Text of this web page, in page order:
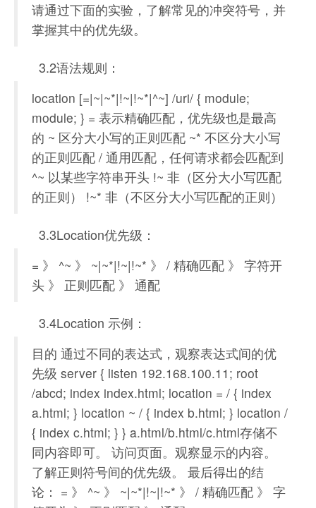
请通过下面的实验，了解常见的冲突符号，并
掌握其中的优先级。
3.2语法规则：
location [=|~|~*|!~|!~*|^~] /uri/ { module;
module; } = 表示精确匹配，优先级也是最高
的 ~ 区分大小写的正则匹配 ~* 不区分大小写
的正则匹配 / 通用匹配，任何请求都会匹配到
^~ 以某些字符串开头 !~ 非（区分大小写匹配
的正则） !~* 非（不区分大小写匹配的正则）
3.3Location优先级：
= 》 ^~ 》 ~|~*|!~|!~* 》 / 精确匹配 》 字符开
头 》 正则匹配 》 通配
3.4Location 示例：
目的 通过不同的表达式，观察表达式间的优
先级 server { listen 192.168.100.11; root
/abcd; index index.html; location = / { index
a.html; } location ~ / { index b.html; } location /
{ index c.html; } } a.html/b.html/c.html存储不
同内容即可。 访问页面。观察显示的内容。
了解正则符号间的优先级。 最后得出的结
论： = 》 ^~ 》 ~|~*|!~|!~* 》 / 精确匹配 》 字